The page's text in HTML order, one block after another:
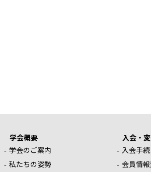
学会概要
学会のご案内
私たちの姿勢
入会・
入会手
会員情